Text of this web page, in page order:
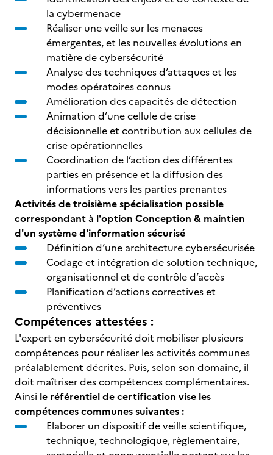
la cybermenace
Réaliser une veille sur les menaces
émergentes, et les nouvelles évolutions en
matière de cybersécurité
Analyse des techniques d’attaques et les
modes opératoires connus
Amélioration des capacités de détection
Animation d’une cellule de crise
décisionnelle et contribution aux cellules de
crise opérationnelles
Coordination de l’action des différentes
parties en présence et la diffusion des
informations vers les parties prenantes
Activités de troisième spécialisation possible
correspondant à l'option Conception & maintien
d'un système d'information sécurisé
Définition d’une architecture cybersécurisée
Codage et intégration de solution technique,
organisationnel et de contrôle d’accès
Planification d’actions correctives et
préventives
Compétences attestées :
L'expert en cybersécurité doit mobiliser plusieurs
compétences pour réaliser les activités communes
préalablement décrites. Puis, selon son domaine, il
doit maîtriser des compétences complémentaires.
Ainsi le référentiel de certification vise les
compétences communes suivantes:
Elaborer un dispositif de veille scientifique,
technique, technologique, règlementaire,